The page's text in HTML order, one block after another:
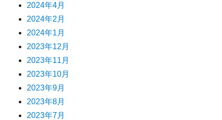
2024年4月
2024年2月
2024年1月
2023年12月
2023年11月
2023年10月
2023年9月
2023年8月
2023年7月